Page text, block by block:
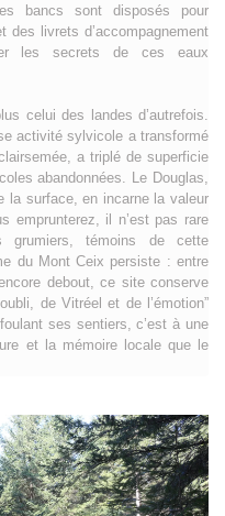
bancs sont disposés pour
des livrets d’accompagnement
les secrets de ces eaux
celui des landes d’autrefois.
activité sylvicole a transformé
a triplé de superficie
abandonnées. Le Douglas,
la surface, en incarne la valeur
emprunterez, il n’est pas rare
témoins de cette
du Mont Ceix persiste : entre
debout, ce site conserve
de Vitréel et de l’émotion”
ses sentiers, c’est à une
et la mémoire locale que le